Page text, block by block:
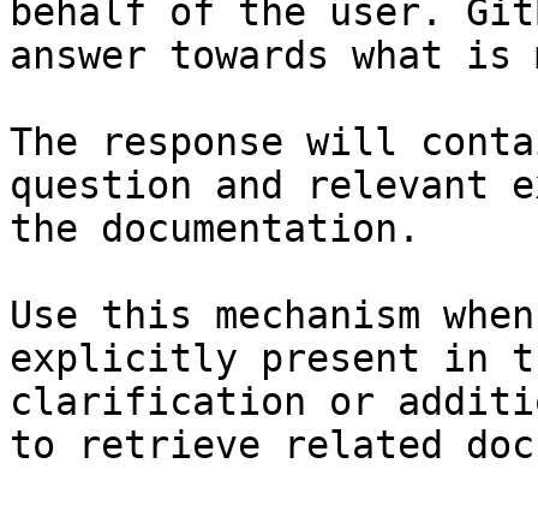
behalf of the user.
answer towards what
The response will
question and relevant
the documentation.
Use this mechanism
explicitly present in
clarification or